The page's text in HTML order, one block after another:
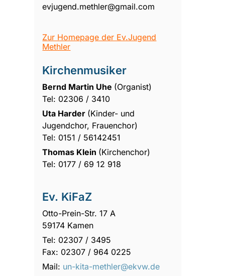
evjugend.methler@gmail.com
Zur Homepage der Ev.Jugend
Methler
Kirchenmusiker
Bernd Martin Uhe (Organist)
Tel: 02306 / 3410
Uta Harder (Kinder- und
Jugendchor, Frauenchor)
Tel: 0151 / 56142451
Thomas Klein (Kirchenchor)
Tel: 0177 / 69 12 918
Ev. KiFaZ
Otto-Prein-Str. 17 A
59174 Kamen
Tel: 02307 / 3495
Fax: 02307 / 964 0225
Mail: un-kita-methler@ekvw.de